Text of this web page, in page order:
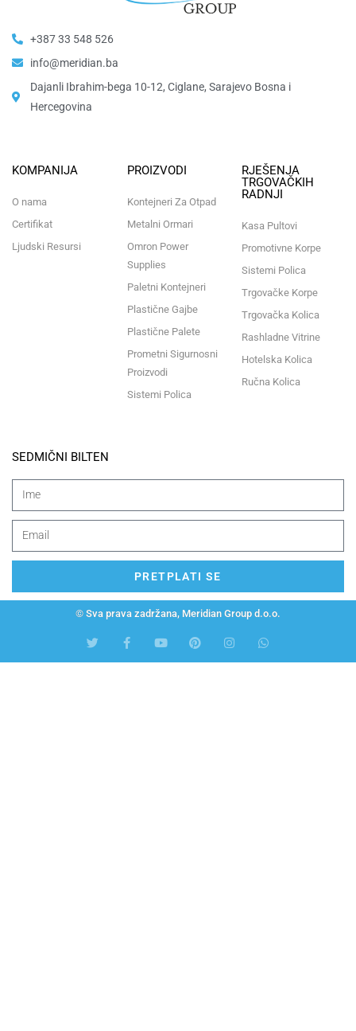
+387 33 548 526
info@meridian.ba
Dajanli Ibrahim-bega 10-12, Ciglane, Sarajevo Bosna i
Hercegovina​
KOMPANIJA
O nama
Certifikat
Ljudski Resursi
PROIZVODI
Kontejneri Za Otpad
Metalni Ormari
Omron Power
Supplies
Paletni Kontejneri
Plastične Gajbe
Plastične Palete
Prometni Sigurnosni
Proizvodi
Sistemi Polica
RJEŠENJA
TRGOVAČKIH
RADNJI
Kasa Pultovi
Promotivne Korpe
Sistemi Polica
Trgovačke Korpe
Trgovačka Kolica
Rashladne Vitrine
Hotelska Kolica
Ručna Kolica
SEDMIČNI BILTEN
PRETPLATI SE
© Sva prava zadržana, Meridian Group d.o.o.